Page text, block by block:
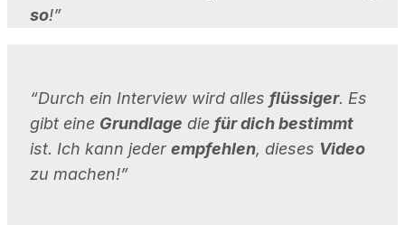
so!”
“Durch ein Interview wird alles flüssiger. Es
gibt eine Grundlage die für dich bestimmt
ist. Ich kann jeder empfehlen, dieses Video
zu machen!”